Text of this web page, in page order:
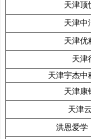
天津顶
天津中
天津优
天津
天津宇杰中
天津康
天津
洪恩爱学